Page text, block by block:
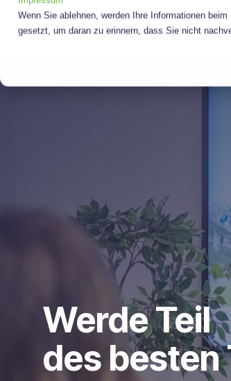
Wenn Sie ablehnen, werden Ihre Informationen
gesetzt, um daran zu erinnern, dass Sie nicht
Skip
Werde Teil
des besten